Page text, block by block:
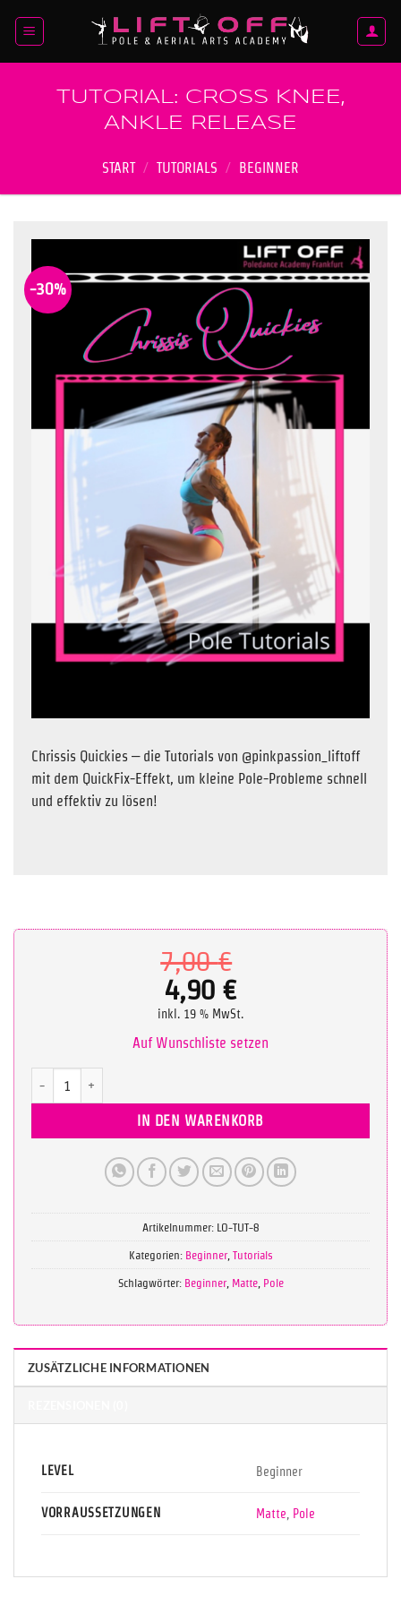
Inhalt
TUTORIAL: CROSS KNEE,
ANKLE RELEASE
START / TUTORIALS / BEGINNER
-30%
Chrissis Quickies – die Tutorials von @pinkpassion_liftoff
mit dem QuickFix-Effekt, um kleine Pole-Probleme schnell
und effektiv zu lösen!
7,00€
war:
7,00 €
4,90 €
Aktueller
Preis
4,90 €.
inkl. 19 % MwSt.
Auf Wunschliste setzen
IN DEN WARENKORB
Artikelnummer: LO-TUT-8
Kategorien: Beginner, Tutorials
Schlagwörter: Beginner, Matte, Pole
ZUSÄTZLICHE INFORMATIONEN
LEVEL Beginner
VORRAUSSETZUNGEN Matte, Pole